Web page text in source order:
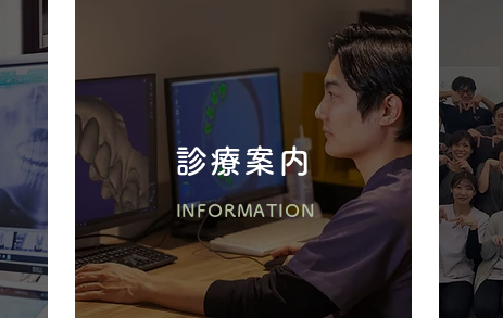
INFORMATION
診療案内